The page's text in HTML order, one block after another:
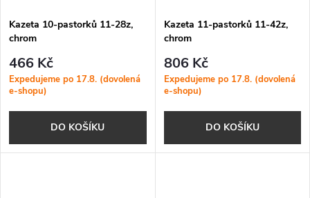
Kazeta 10-pastorků 11-28z,
chrom
466 Kč
Expedujeme po 17.8. (dovolená
e-shopu)
DO KOŠÍKU
Kazeta 11-pastorků 11-42z,
chrom
806 Kč
Expedujeme po 17.8. (dovolená
e-shopu)
DO KOŠÍKU